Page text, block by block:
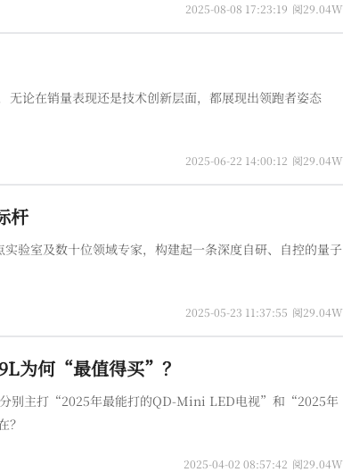
2025-08-08 17:23:19 阅29.04W
论在销量表现还是技术创新层面，都展现出领跑者姿态
2025-06-22 14:00:12 阅29.04W
杆
验室及数十位领域专家，构建起一条深度自研、自控的量子
2025-05-23 11:37:55 阅29.04W
为何“最值得买”？
别主打“2025年最能打的QD-Mini LED电视”和“2025年
？
2025-04-02 08:57:42 阅29.04W